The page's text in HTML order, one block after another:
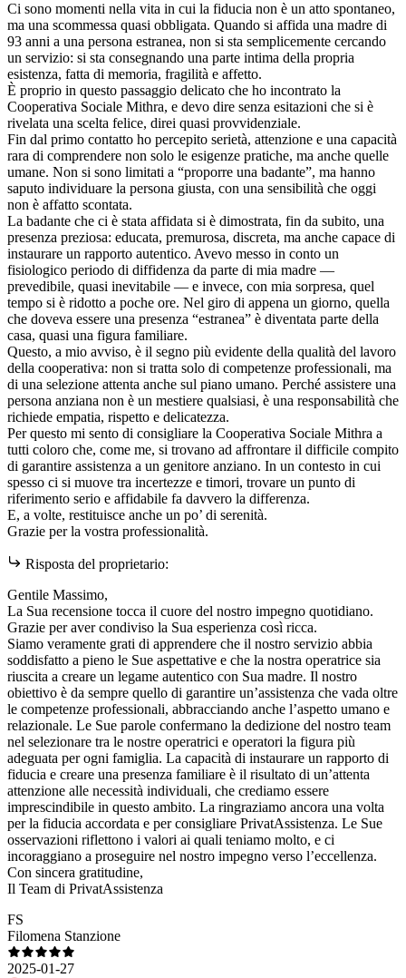
Ci sono momenti nella vita in cui la fiducia non è un atto spontaneo,
ma una scommessa quasi obbligata. Quando si affida una madre di
93 anni a una persona estranea, non si sta semplicemente cercando
un servizio: si sta consegnando una parte intima della propria
esistenza, fatta di memoria, fragilità e affetto.
È proprio in questo passaggio delicato che ho incontrato la
Cooperativa Sociale Mithra, e devo dire senza esitazioni che si è
rivelata una scelta felice, direi quasi provvidenziale.
Fin dal primo contatto ho percepito serietà, attenzione e una capacità
rara di comprendere non solo le esigenze pratiche, ma anche quelle
umane. Non si sono limitati a “proporre una badante”, ma hanno
saputo individuare la persona giusta, con una sensibilità che oggi
non è affatto scontata.
La badante che ci è stata affidata si è dimostrata, fin da subito, una
presenza preziosa: educata, premurosa, discreta, ma anche capace di
instaurare un rapporto autentico. Avevo messo in conto un
fisiologico periodo di diffidenza da parte di mia madre —
prevedibile, quasi inevitabile — e invece, con mia sorpresa, quel
tempo si è ridotto a poche ore. Nel giro di appena un giorno, quella
che doveva essere una presenza “estranea” è diventata parte della
casa, quasi una figura familiare.
Questo, a mio avviso, è il segno più evidente della qualità del lavoro
della cooperativa: non si tratta solo di competenze professionali, ma
di una selezione attenta anche sul piano umano. Perché assistere una
persona anziana non è un mestiere qualsiasi, è una responsabilità che
richiede empatia, rispetto e delicatezza.
Per questo mi sento di consigliare la Cooperativa Sociale Mithra a
tutti coloro che, come me, si trovano ad affrontare il difficile compito
di garantire assistenza a un genitore anziano. In un contesto in cui
spesso ci si muove tra incertezze e timori, trovare un punto di
riferimento serio e affidabile fa davvero la differenza.
E, a volte, restituisce anche un po’ di serenità.
Grazie per la vostra professionalità.
Risposta del proprietario:
Gentile Massimo,
La Sua recensione tocca il cuore del nostro impegno quotidiano.
Grazie per aver condiviso la Sua esperienza così ricca.
Siamo veramente grati di apprendere che il nostro servizio abbia
soddisfatto a pieno le Sue aspettative e che la nostra operatrice sia
riuscita a creare un legame autentico con Sua madre. Il nostro
obiettivo è da sempre quello di garantire un’assistenza che vada oltre
le competenze professionali, abbracciando anche l’aspetto umano e
relazionale. Le Sue parole confermano la dedizione del nostro team
nel selezionare tra le nostre operatrici e operatori la figura più
adeguata per ogni famiglia. La capacità di instaurare un rapporto di
fiducia e creare una presenza familiare è il risultato di un’attenta
attenzione alle necessità individuali, che crediamo essere
imprescindibile in questo ambito. La ringraziamo ancora una volta
per la fiducia accordata e per consigliare PrivatAssistenza. Le Sue
osservazioni riflettono i valori ai quali teniamo molto, e ci
incoraggiano a proseguire nel nostro impegno verso l’eccellenza.
Con sincera gratitudine,
Il Team di PrivatAssistenza
FS
Filomena Stanzione
2025-01-27